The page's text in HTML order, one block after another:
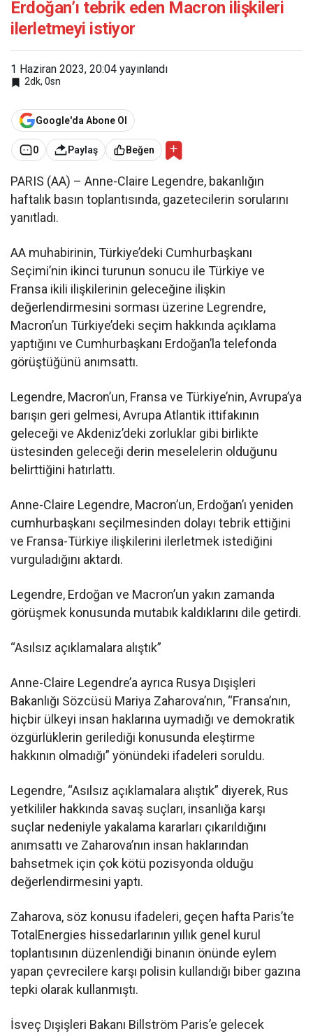
Erdoğan’ı tebrik eden Macron ilişkileri
ilerletmeyi istiyor
1 Haziran 2023, 20:04 yayınlandı
2dk, 0sn
Google'da Abone Ol
0 Paylaş Beğen
PARIS (AA) – Anne-Claire Legendre, bakanlığın
haftalık basın toplantısında, gazetecilerin sorularını
yanıtladı.
AA muhabirinin, Türkiye’deki Cumhurbaşkanı
Seçimi’nin ikinci turunun sonucu ile Türkiye ve
Fransa ikili ilişkilerinin geleceğine ilişkin
değerlendirmesini sorması üzerine Legrendre,
Macron’un Türkiye’deki seçim hakkında açıklama
yaptığını ve Cumhurbaşkanı Erdoğan’la telefonda
görüştüğünü anımsattı.
Legendre, Macron’un, Fransa ve Türkiye’nin, Avrupa’ya
barışın geri gelmesi, Avrupa Atlantik ittifakının
geleceği ve Akdeniz’deki zorluklar gibi birlikte
üstesinden geleceği derin meselelerin olduğunu
belirttiğini hatırlattı.
Anne-Claire Legendre, Macron’un, Erdoğan’ı yeniden
cumhurbaşkanı seçilmesinden dolayı tebrik ettiğini
ve Fransa-Türkiye ilişkilerini ilerletmek istediğini
vurguladığını aktardı.
Legendre, Erdoğan ve Macron’un yakın zamanda
görüşmek konusunda mutabık kaldıklarını dile getirdi.
“Asılsız açıklamalara alıştık”
Anne-Claire Legendre’a ayrıca Rusya Dışişleri
Bakanlığı Sözcüsü Mariya Zaharova’nın, “Fransa’nın,
hiçbir ülkeyi insan haklarına uymadığı ve demokratik
özgürlüklerin gerilediği konusunda eleştirme
hakkının olmadığı” yönündeki ifadeleri soruldu.
Legendre, “Asılsız açıklamalara alıştık” diyerek, Rus
yetkililer hakkında savaş suçları, insanlığa karşı
suçlar nedeniyle yakalama kararları çıkarıldığını
anımsattı ve Zaharova’nın insan haklarından
bahsetmek için çok kötü pozisyonda olduğu
değerlendirmesini yaptı.
Zaharova, söz konusu ifadeleri, geçen hafta Paris’te
TotalEnergies hissedarlarının yıllık genel kurul
toplantısının düzenlendiği binanın önünde eylem
yapan çevrecilere karşı polisin kullandığı biber gazına
tepki olarak kullanmıştı.
İsveç Dışişleri Bakanı Billström Paris’e gelecek